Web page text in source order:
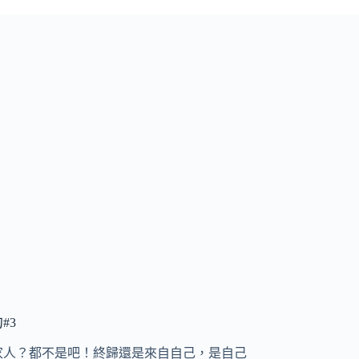
？都不是吧！終歸還是來自自己，是自己